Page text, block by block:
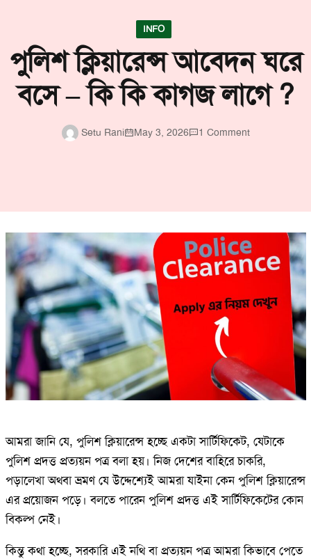
INFO
পুলিশ ক্লিয়ারেন্স আবেদন ঘরে
বসে – কি কি কাগজ লাগে ?
Setu Rani May 3, 2026 1 Comment
আমরা জানি যে, পুলিশ ক্লিয়ারেন্স হচ্ছে একটা সার্টিফিকেট, যেটাকে
পুলিশ প্রদত্ত প্রত্যয়ন পত্র বলা হয়। নিজ দেশের বাহিরে চাকরি,
পড়ালেখা অথবা ভ্রমণ যে উদ্দেশ্যেই আমরা যাইনা কেন পুলিশ ক্লিয়ারেন্স
এর প্রয়োজন পড়ে। বলতে পারেন পুলিশ প্রদত্ত এই সার্টিফিকেটের কোন
বিকল্প নেই।
কিন্তু কথা হচ্ছে, সরকারি এই নথি বা প্রত্যয়ন পত্র আমরা কিভাবে পেতে